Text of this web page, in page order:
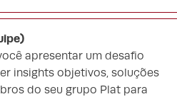
apresentar um desafio
insights objetivos, soluções
do seu grupo Plat para